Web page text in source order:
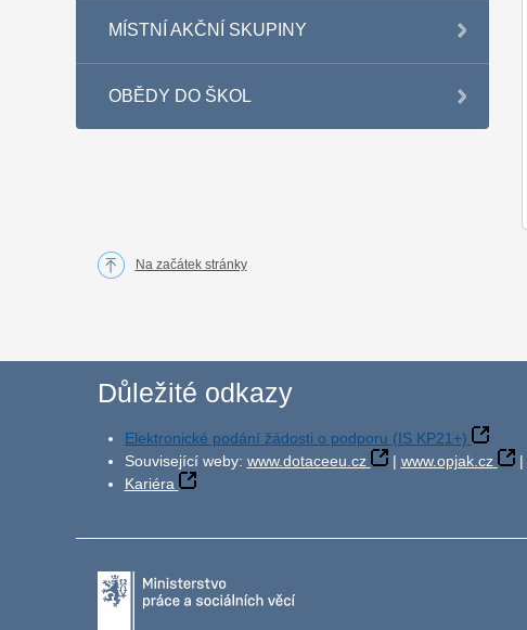
MÍSTNÍ AKČNÍ SKUPINY
OBĚDY DO ŠKOL
Na začátek stránky
Důležité odkazy
Elektronické podání žádosti o podporu (IS KP21+)
Související weby: www.dotaceeu.cz | www.opjak.cz |
Kariéra